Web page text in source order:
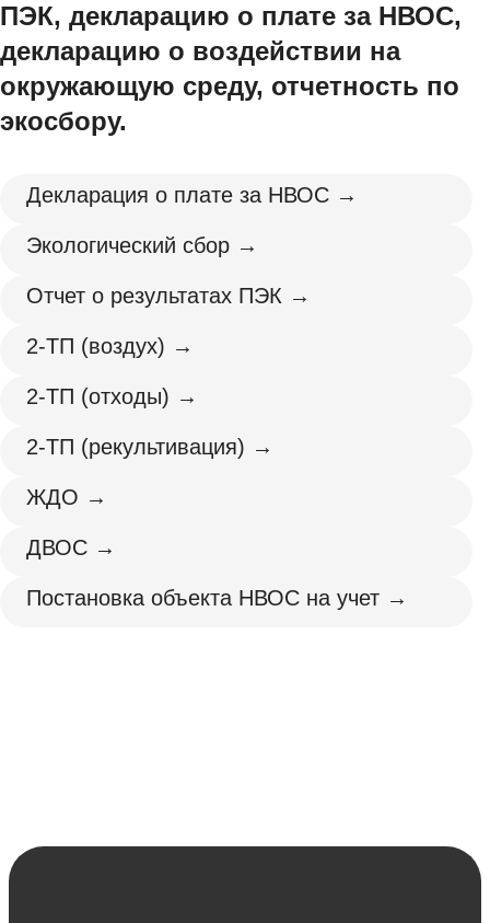
ПЭК, декларацию о плате за НВОС,
декларацию о воздействии на
окружающую среду, отчетность по
экосбору.
Декларация о плате за НВОС →
Экологический сбор →
Отчет о результатах ПЭК →
2‑ТП (воздух) →
2‑ТП (отходы) →
2‑ТП (рекультивация) →
ЖДО →
ДВОС →
Постановка объекта НВОС на учет →